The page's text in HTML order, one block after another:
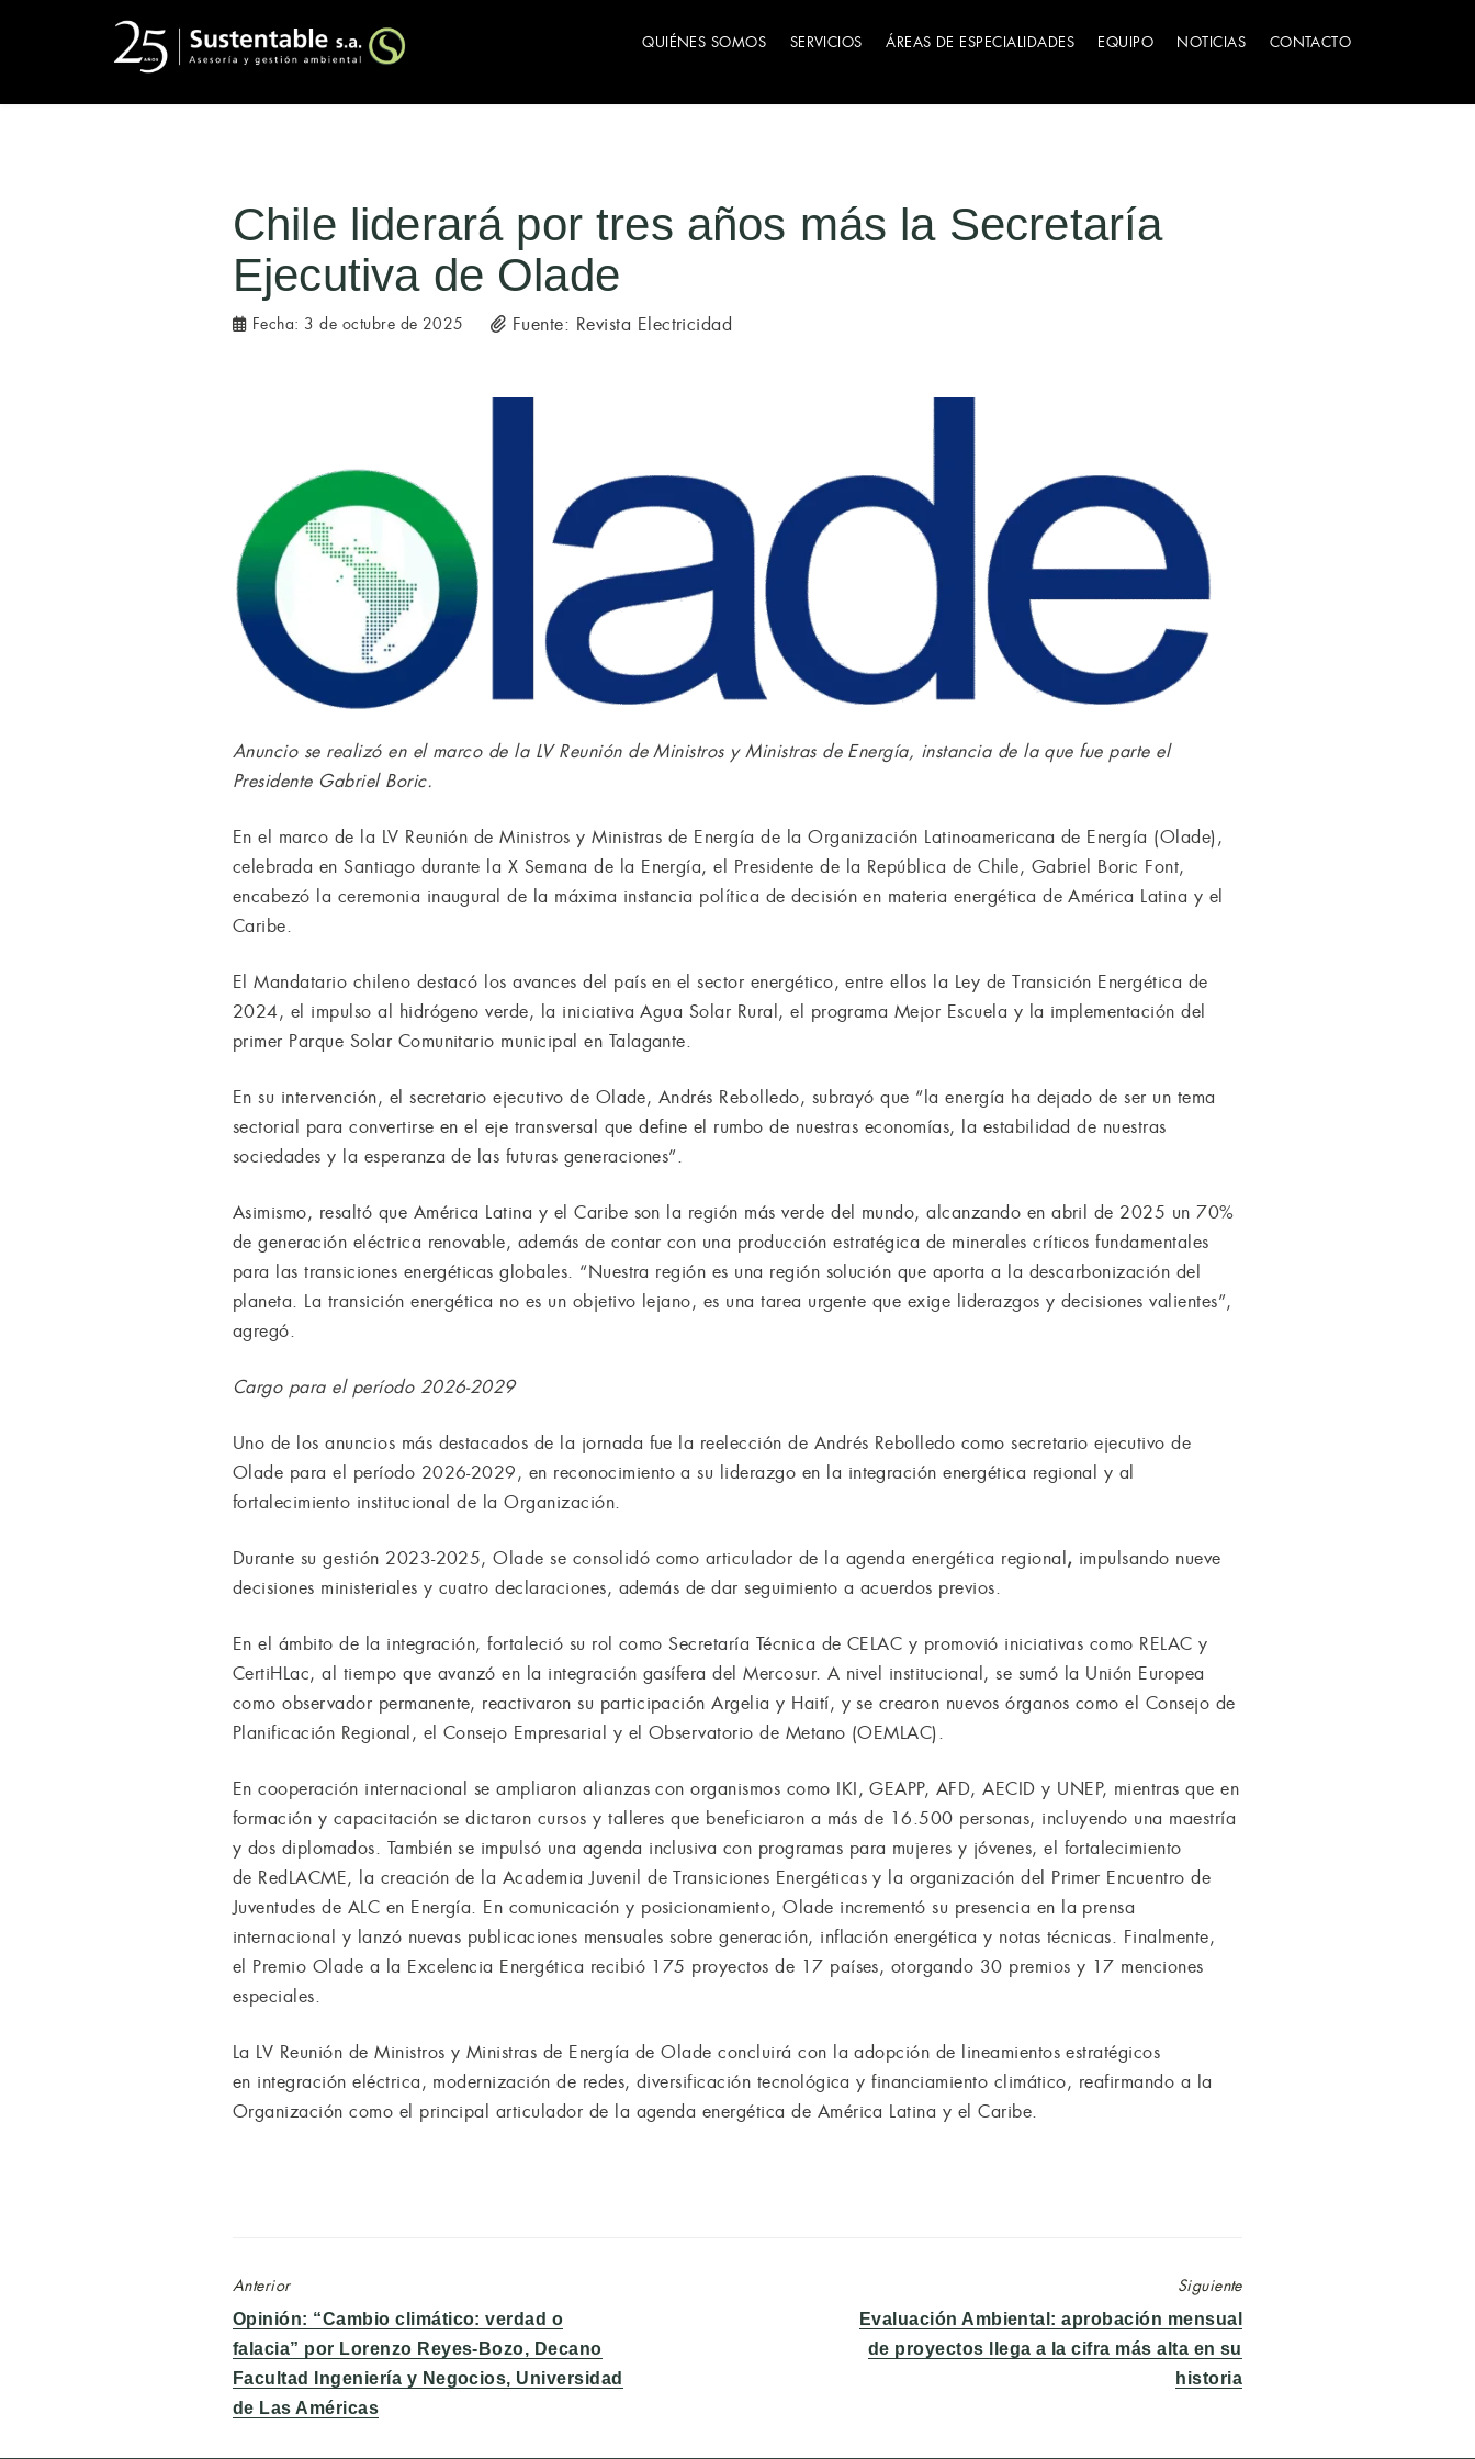
QUIÉNES SOMOS SERVICIOS ÁREAS DE ESPECIALIDADES EQUIPO NOTICIAS CONTACTO
Chile liderará por tres años más la Secretaría
Ejecutiva de Olade
Fecha: 3 de octubre de 2025 Fuente: Revista Electricidad
Anuncio se realizó en el marco de la LV Reunión de Ministros y Ministras de Energía, instancia de la que fue parte el
Presidente Gabriel Boric.
En el marco de la LV Reunión de Ministros y Ministras de Energía de la Organización Latinoamericana de Energía (Olade),
celebrada en Santiago durante la X Semana de la Energía, el Presidente de la República de Chile, Gabriel Boric Font,
encabezó la ceremonia inaugural de la máxima instancia política de decisión en materia energética de América Latina y el
Caribe.
El Mandatario chileno destacó los avances del país en el sector energético, entre ellos la Ley de Transición Energética de
2024, el impulso al hidrógeno verde, la iniciativa Agua Solar Rural, el programa Mejor Escuela y la implementación del
primer Parque Solar Comunitario municipal en Talagante.
En su intervención, el secretario ejecutivo de Olade, Andrés Rebolledo, subrayó que “la energía ha dejado de ser un tema
sectorial para convertirse en el eje transversal que define el rumbo de nuestras economías, la estabilidad de nuestras
sociedades y la esperanza de las futuras generaciones”.
Asimismo, resaltó que América Latina y el Caribe son la región más verde del mundo, alcanzando en abril de 2025 un 70%
de generación eléctrica renovable, además de contar con una producción estratégica de minerales críticos fundamentales
para las transiciones energéticas globales. “Nuestra región es una región solución que aporta a la descarbonización del
planeta. La transición energética no es un objetivo lejano, es una tarea urgente que exige liderazgos y decisiones valientes”,
agregó.
Cargo para el período 2026-2029
Uno de los anuncios más destacados de la jornada fue la reelección de Andrés Rebolledo como secretario ejecutivo de
Olade para el período 2026-2029, en reconocimiento a su liderazgo en la integración energética regional y al
fortalecimiento institucional de la Organización.
Durante su gestión 2023-2025, Olade se consolidó como articulador de la agenda energética regional, impulsando nueve
decisiones ministeriales y cuatro declaraciones, además de dar seguimiento a acuerdos previos.
En el ámbito de la integración, fortaleció su rol como Secretaría Técnica de CELAC y promovió iniciativas como RELAC y
CertiHLac, al tiempo que avanzó en la integración gasífera del Mercosur. A nivel institucional, se sumó la Unión Europea
como observador permanente, reactivaron su participación Argelia y Haití, y se crearon nuevos órganos como el Consejo de
Planificación Regional, el Consejo Empresarial y el Observatorio de Metano (OEMLAC).
En cooperación internacional se ampliaron alianzas con organismos como IKI, GEAPP, AFD, AECID y UNEP, mientras que en
formación y capacitación se dictaron cursos y talleres que beneficiaron a más de 16.500 personas, incluyendo una maestría
y dos diplomados. También se impulsó una agenda inclusiva con programas para mujeres y jóvenes, el fortalecimiento
de RedLACME, la creación de la Academia Juvenil de Transiciones Energéticas y la organización del Primer Encuentro de
Juventudes de ALC en Energía. En comunicación y posicionamiento, Olade incrementó su presencia en la prensa
internacional y lanzó nuevas publicaciones mensuales sobre generación, inflación energética y notas técnicas. Finalmente,
el Premio Olade a la Excelencia Energética recibió 175 proyectos de 17 países, otorgando 30 premios y 17 menciones
especiales.
La LV Reunión de Ministros y Ministras de Energía de Olade concluirá con la adopción de lineamientos estratégicos
en integración eléctrica, modernización de redes, diversificación tecnológica y financiamiento climático, reafirmando a la
Organización como el principal articulador de la agenda energética de América Latina y el Caribe.
Anterior
Entrada
anterior:
Opinión: “Cambio climático: verdad o
falacia” por Lorenzo Reyes-Bozo, Decano
Facultad Ingeniería y Negocios, Universidad
de Las Américas
Siguiente
Entrada
siguiente:
Evaluación Ambiental: aprobación mensual
de proyectos llega a la cifra más alta en su
historia